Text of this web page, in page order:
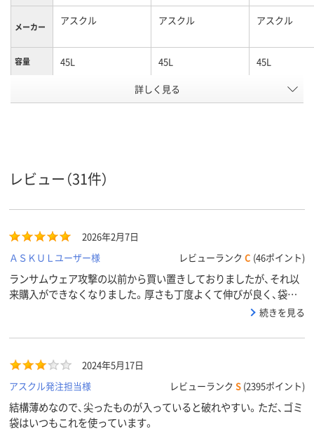
メーカー アスクル アスクル アスクル
容量 45L 45L 45L
白半透明
低密度ポリエチレン
（バイオマスプラス
LDPE（ツルツルタイ
HDPE（カサカサタイ
カラーグ
ループ
クリア(透明・半透明)
系
ホワイト系
マルチカラ
セット
アスクル
商品環境
20
詳しく見る
レビュー（31件）
2026年2月7日
ＡＳＫＵＬユーザー様
レビューランク C (46ポイント)
ランサムウェア攻撃の以前から買い置きしておりましたが、それ以
来購入ができなくなりました。厚さも丁度よくて伸びが良く、袋の
中身が透けずに重宝していたのでまた購入できるようにして欲しい
続きを見る
2024年5月17日
アスクル発注担当様
レビューランク S (2395ポイント)
結構薄めなので、尖ったものが入っていると破れやすい。ただ、ゴミ
袋はいつもこれを使っています。